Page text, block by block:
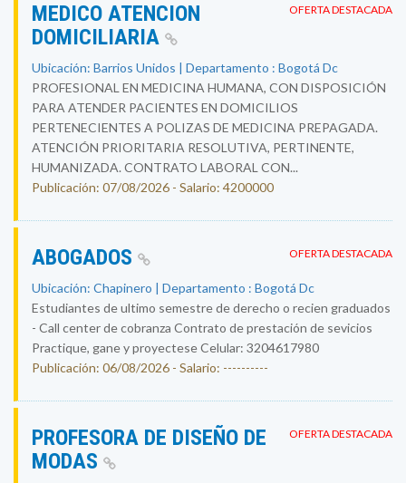
OFERTA DESTACADA
MEDICO ATENCION
DOMICILIARIA
Ubicación: Barrios Unidos | Departamento : Bogotá Dc
PROFESIONAL EN MEDICINA HUMANA, CON DISPOSICIÓN
PARA ATENDER PACIENTES EN DOMICILIOS
PERTENECIENTES A POLIZAS DE MEDICINA PREPAGADA.
ATENCIÓN PRIORITARIA RESOLUTIVA, PERTINENTE,
HUMANIZADA. CONTRATO LABORAL CON...
Publicación: 07/08/2026 - Salario: 4200000
OFERTA DESTACADA
ABOGADOS
Ubicación: Chapinero | Departamento : Bogotá Dc
Estudiantes de ultimo semestre de derecho o recien graduados
- Call center de cobranza Contrato de prestación de sevicios
Practique, gane y proyectese Celular: 3204617980
Publicación: 06/08/2026 - Salario: ----------
OFERTA DESTACADA
PROFESORA DE DISEÑO DE
MODAS